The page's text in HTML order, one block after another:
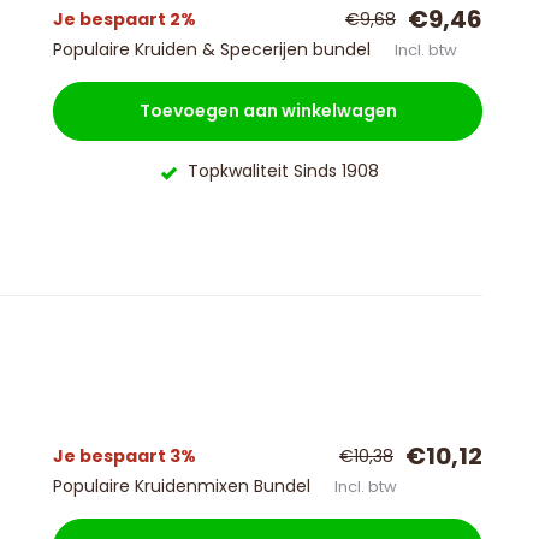
Je bespaart 2% €9,68 €9,46
Populaire Kruiden & Specerijen bundel Incl. btw
Toevoegen aan winkelwagen
Topkwaliteit Sinds 1908
Je bespaart 3% €10,38 €10,12
Populaire Kruidenmixen Bundel Incl. btw